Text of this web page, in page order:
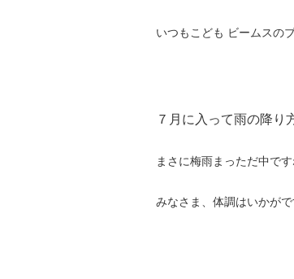
いつもこども ビームスの
７月に入って雨の降り
まさに梅雨まっただ中で
みなさま、体調はいかがで